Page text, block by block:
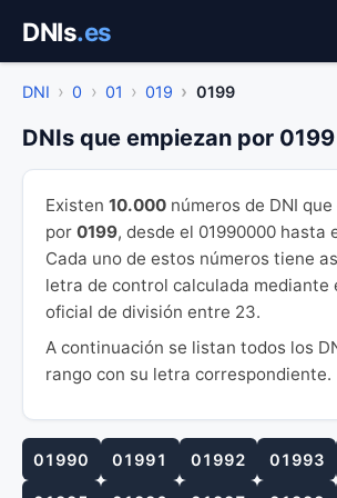
contenido
DNIs.es
DNI 0 01 019 0199
DNIs que empiezan por 0199
Existen 10.000 números de DNI
por 0199, desde el 01990000 hasta
Cada uno de estos números tiene
letra de control calculada mediante
oficial de división entre 23.
A continuación se listan todos los
rango con su letra correspondiente.
01990 01991 01992 01993